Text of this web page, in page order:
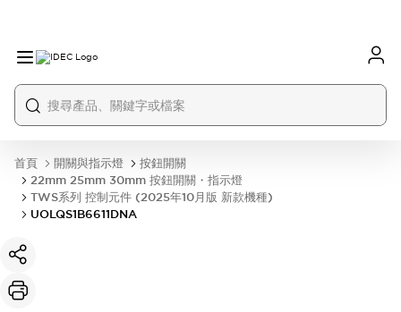
首頁 開關與指示燈
按鈕開關
22mm 25mm 30mm 按鈕開關・指示燈
TWS系列 控制元件 (2025年10月版 新款機種)
UOLQS1B6611DNA